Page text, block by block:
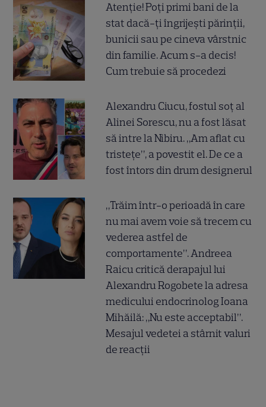
Atenție! Poți primi bani de la
stat dacă-ți îngrijești părinții,
bunicii sau pe cineva vârstnic
din familie. Acum s-a decis!
Cum trebuie să procedezi
Alexandru Ciucu, fostul soț al
Alinei Sorescu, nu a fost lăsat
să intre la Nibiru. „Am aflat cu
tristețe”, a povestit el. De ce a
fost întors din drum designerul
„Trăim într-o perioadă în care
nu mai avem voie să trecem cu
vederea astfel de
comportamente”. Andreea
Raicu critică derapajul lui
Alexandru Rogobete la adresa
medicului endocrinolog Ioana
Mihăilă: „Nu este acceptabil”.
Mesajul vedetei a stârnit valuri
de reacții